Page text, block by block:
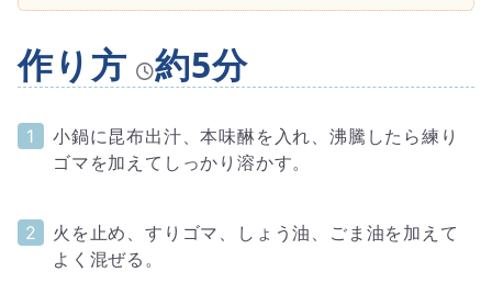
作り方 約5分
小鍋に昆布出汁、本味醂を入れ、沸騰したら練り
ゴマを加えてしっかり溶かす。
火を止め、すりゴマ、しょう油、ごま油を加えて
よく混ぜる。